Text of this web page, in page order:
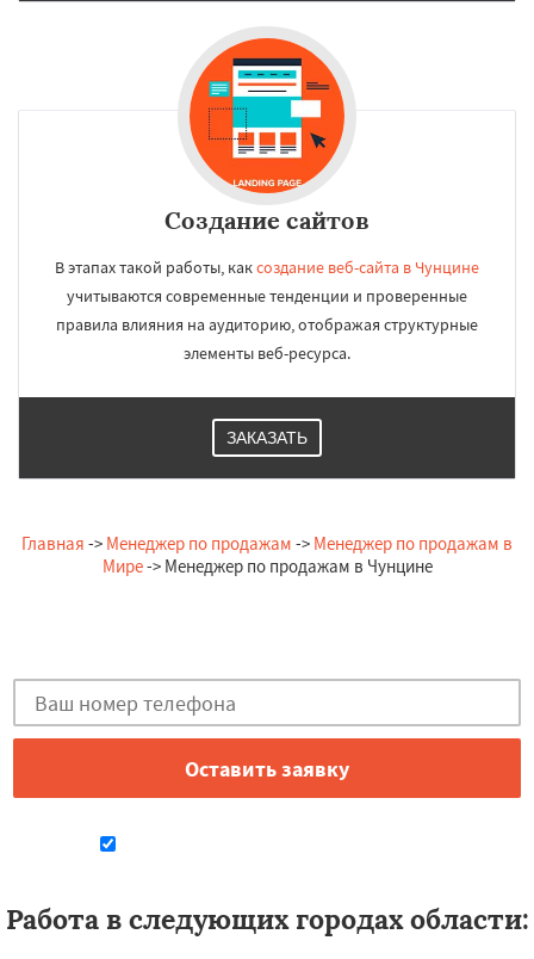
Создание сайтов
В этапах такой работы, каксоздание веб-сайта в Чунцине
учитываются современные тенденции и проверенные
правила влияния на аудиторию, отображая структурные
элементы веб-ресурса.
ЗАКАЗАТЬ
Главная -> Менеджер по продажам -> Менеджер по продажам в
Мире-> Менеджер по продажам в Чунцине
Работа в следующих городах области: